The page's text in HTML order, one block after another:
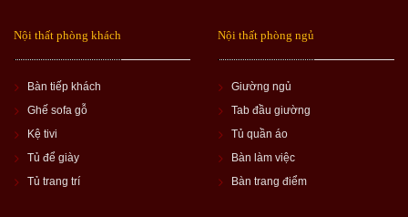
Nội thất phòng khách
Bàn tiếp khách
Ghế sofa gỗ
Kệ tivi
Tủ để giày
Tủ trang trí
Nội thất phòng ngủ
Giường ngủ
Tab đầu giường
Tủ quần áo
Bàn làm việc
Bàn trang điểm